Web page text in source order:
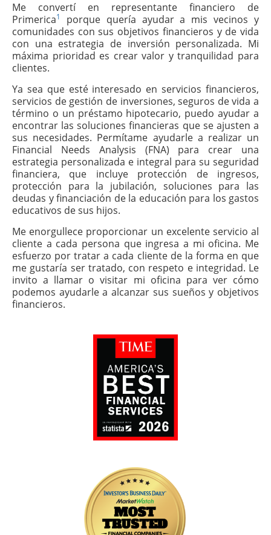
Me convertí en representante financiero de
Primerica1
porque quería ayudar a mis vecinos y
comunidades con sus objetivos financieros y de vida
con una estrategia de inversión personalizada. Mi
máxima prioridad es crear valor y tranquilidad para
clientes.
Ya sea que esté interesado en servicios financieros,
servicios de gestión de inversiones, seguros de vida a
término o un préstamo hipotecario, puedo ayudar a
encontrar las soluciones financieras que se ajusten a
sus necesidades. Permítame ayudarle a realizar un
Financial Needs Analysis (FNA) para crear una
estrategia personalizada e integral para su seguridad
financiera, que incluye protección de ingresos,
protección para la jubilación, soluciones para las
deudas y financiación de la educación para los gastos
educativos de sus hijos.
Me enorgullece proporcionar un excelente servicio al
cliente a cada persona que ingresa a mi oficina. Me
esfuerzo por tratar a cada cliente de la forma en que
me gustaría ser tratado, con respeto e integridad. Le
invito a llamar o visitar mi oficina para ver cómo
podemos ayudarle a alcanzar sus sueños y objetivos
financieros.